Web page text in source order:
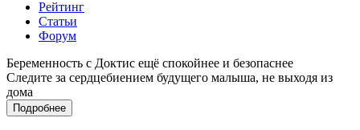
Рейтинг
Статьи
Форум
Беременность с Доктис ещё спокойнее и безопаснее
Следите за сердцебиением будущего малыша, не выходя из
дома
Подробнее